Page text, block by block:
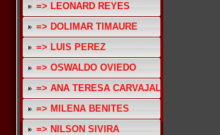
=> LEONARD REYES
=> DOLIMAR TIMAURE
=> LUIS PEREZ
=> OSWALDO OVIEDO
=> ANA TERESA CARVAJAL
=> MILENA BENITES
=> NILSON SIVIRA